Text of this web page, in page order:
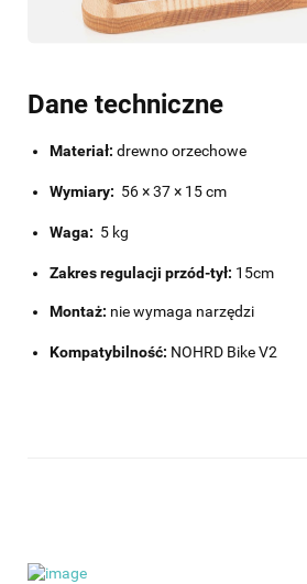
Dane techniczne
Materiał: drewno orzechowe
Wymiary: 56 × 37 × 15 cm
Waga: 5 kg
Zakres regulacji przód-tył: 15cm
Montaż: nie wymaga narzędzi
Kompatybilność: NOHRD Bike V2